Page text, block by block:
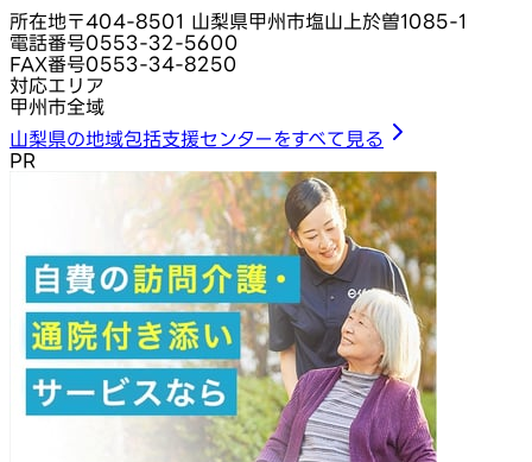
所在地〒404-8501 山梨県甲州市塩山上於曽1085-1
電話番号0553-32-5600
FAX番号0553-34-8250
対応エリア
甲州市全域
山梨県の地域包括支援センターをすべて見る
PR